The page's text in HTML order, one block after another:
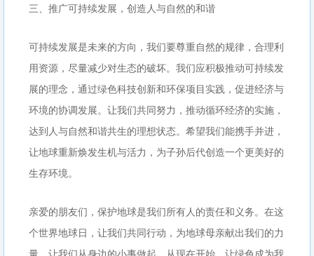
三、推广可持续发展，创造人与自然的和谐
可持续发展是未来的方向，我们要尊重自然的规律，合理利
用资源，尽量减少对生态的破坏。我们应积极推动可持续发
展的理念，通过绿色科技创新和环保项目实践，促进经济与
环境的协调发展。让我们共同努力，推动循环经济的实施，
达到人与自然和谐共生的理想状态。希望我们能携手并进，
让地球重新焕发生机与活力，为子孙后代创造一个更美好的
生存环境。
亲爱的朋友们，保护地球是我们所有人的责任和义务。在这
个世界地球日，让我们共同行动，为地球母亲献出我们的力
量。让我们从身边的小事做起，从现在开始，让绿色成为我